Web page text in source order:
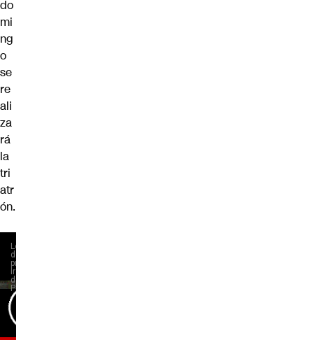
do
mi
ng
o
se
re
ali
za
rá
la
tri
atr
ón.